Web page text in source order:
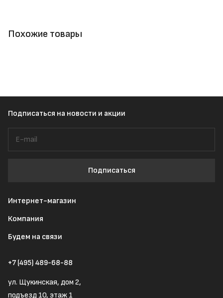
Похожие товары
Подписаться на новости и акции
Подписаться
Интернет-магазин
Компания
Будем на связи
+7 (495) 489-68-88
ул. Щукинская, дом 2,
подъезд 10, этаж 1